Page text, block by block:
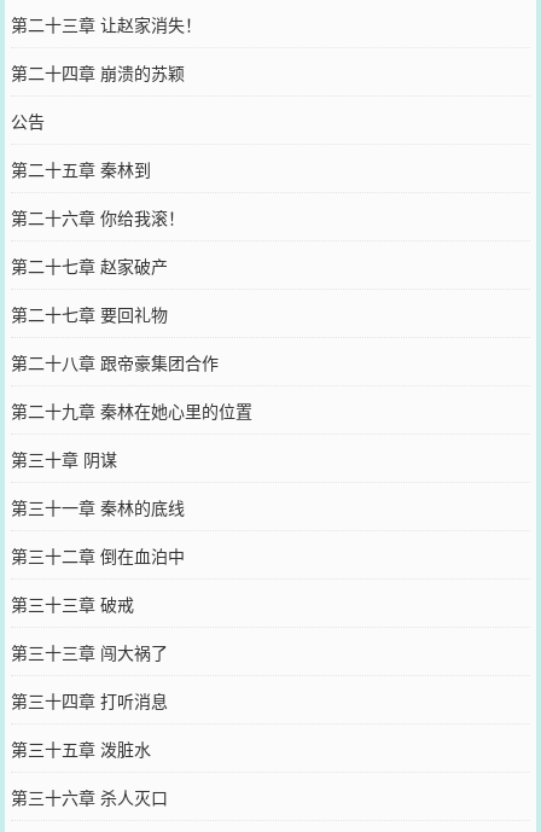
第二十三章 让赵家消失！
第二十四章 崩溃的苏颖
公告
第二十五章 秦林到
第二十六章 你给我滚！
第二十七章 赵家破产
第二十七章 要回礼物
第二十八章 跟帝豪集团合作
第二十九章 秦林在她心里的位置
第三十章 阴谋
第三十一章 秦林的底线
第三十二章 倒在血泊中
第三十三章 破戒
第三十三章 闯大祸了
第三十四章 打听消息
第三十五章 泼脏水
第三十六章 杀人灭口